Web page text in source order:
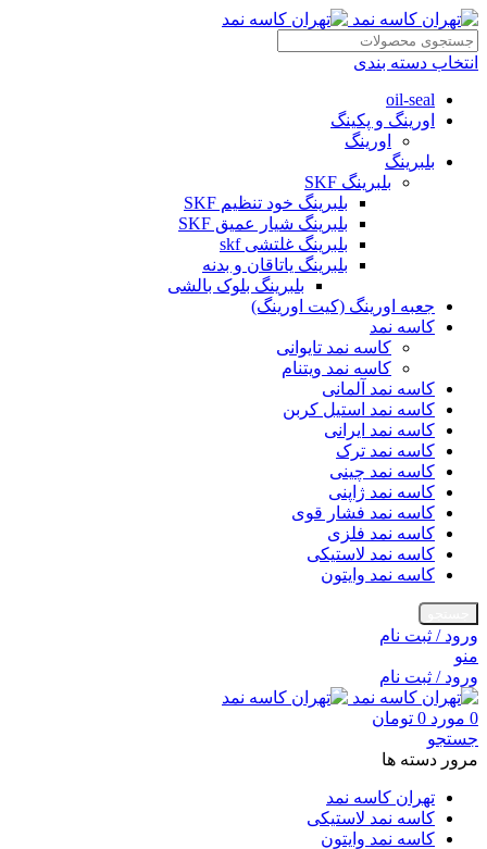
انتخاب دسته بندی
oil-seal
اورینگ و پکینگ
اورینگ
بلبرینگ
بلبرینگ SKF
بلبرینگ خود تنظیم SKF
بلبرینگ شیار عمیق SKF
بلبرینگ غلتشی skf
بلبرینگ یاتاقان و بدنه
بلبرینگ بلوک بالشی
جعبه اورینگ (کیت اورینگ)
کاسه نمد
کاسه نمد تایوانی
کاسه نمد ویتنام
کاسه نمد آلمانی
کاسه نمد استیل کربن
کاسه نمد ایرانی
کاسه نمد ترک
کاسه نمد چینی
کاسه نمد ژاپنی
کاسه نمد فشار قوی
کاسه نمد فلزی
کاسه نمد لاستیکی
کاسه نمد وایتون
ورود / ثبت نام
منو
ورود / ثبت نام
0 مورد 0 تومان
جستجو
مرور دسته ها
تهران کاسه نمد
کاسه نمد لاستیکی
کاسه نمد وایتون